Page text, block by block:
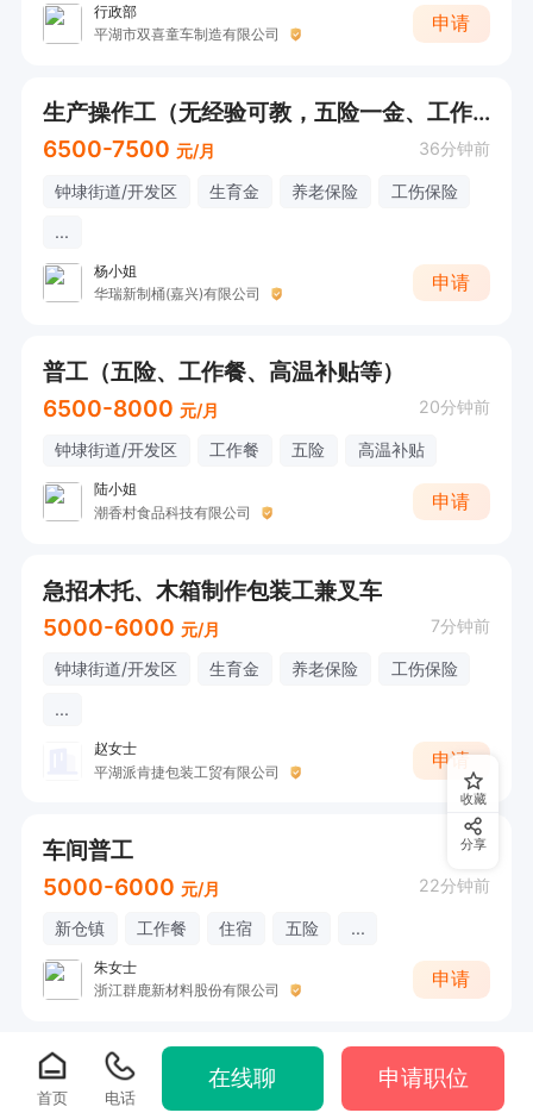
行政部
平湖市双喜童车制造有限公司
申请
生产操作工（无经验可教，五险一金、工作餐、免费培训等）
6500-7500 元/月 36分钟前
钟埭街道/开发区 生育金 养老保险
工伤保险
...
杨小姐
华瑞新制桶(嘉兴)有限公司
申请
普工（五险、工作餐、高温补贴等）
6500-8000 元/月 20分钟前
钟埭街道/开发区 工作餐 五险 高温补贴
陆小姐
潮香村食品科技有限公司
申请
急招木托、木箱制作包装工兼叉车
5000-6000 元/月 7分钟前
钟埭街道/开发区 生育金 养老保险
工伤保险
...
赵女士
平湖派肯捷包装工贸有限公司
申请
车间普工
5000-6000 元/月 22分钟前
新仓镇 工作餐 住宿 五险 ...
朱女士
浙江群鹿新材料股份有限公司
申请
收藏
分享
首页 电话
在线聊 申请职位